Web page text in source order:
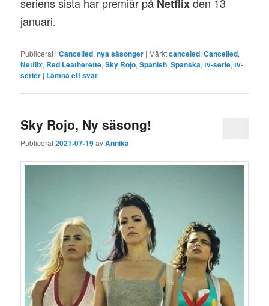
seriens sista har premiär på Netflixden 13
januari.
Publicerat i Cancelled,nya säsonger | Märktcanceled,Cancelled,
Netflix, Red Leatherette,Sky Rojo,Spanish,Spanska,tv-serie,tv-
serier | Lämna ett svar
Sky Rojo, Ny säsong!
Publicerat2021-07-19avAnnika